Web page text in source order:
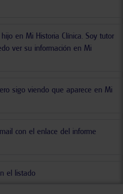
en Mi Historia Clínica. Soy tutor
ver su información en Mi
sigo viendo que aparece en Mi
con el enlace del informe
el listado